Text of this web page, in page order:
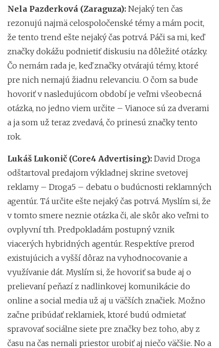
Nela Pazderková (Zaraguza): Nejaký ten čas
rezonujú najmä celospoločenské témy a mám pocit,
že tento trend ešte nejaký čas potrvá. Páči sa mi, keď
značky dokážu podnietiť diskusiu na dôležité otázky.
Čo nemám rada je, keď značky otvárajú témy, ktoré
pre nich nemajú žiadnu relevanciu. O čom sa bude
hovoriť v nasledujúcom období je veľmi všeobecná
otázka, no jedno viem určite – Vianoce sú za dverami
a ja som už teraz zvedavá, čo prinesú značky tento
rok.
Lukáš Lukonič (Core4 Advertising): David Droga
odštartoval predajom výkladnej skrine svetovej
reklamy – Droga5 – debatu o budúcnosti reklamných
agentúr. Tá určite ešte nejaký čas potrvá. Myslím si, že
v tomto smere neznie otázka či, ale skôr ako veľmi to
ovplyvní trh. Predpokladám postupný vznik
viacerých hybridných agentúr. Respektíve prerod
existujúcich a vyšší dôraz na vyhodnocovanie a
využívanie dát. Myslím si, že hovoriť sa bude aj o
prelievaní peňazí z nadlinkovej komunikácie do
online a social media už aj u väčších značiek. Možno
začne pribúdať reklamiek, ktoré budú odmietať
spravovať sociálne siete pre značky bez toho, aby z
času na čas nemali priestor urobiť aj niečo väčšie. No a